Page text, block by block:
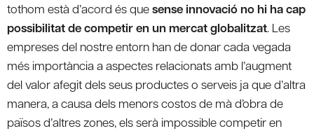
tothom està d’acord és quesense innovació no hi ha cap
possibilitat de competir en un mercat globalitzat. Les
empreses del nostre entorn han de donar cada vegada
més importància a aspectes relacionats amb l’augment
del valor afegit dels seus productes o serveis ja que d’altra
manera, a causa dels menors costos de mà d’obra de
països d’altres zones, els serà impossible competir en